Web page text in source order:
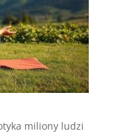
miliony ludzi